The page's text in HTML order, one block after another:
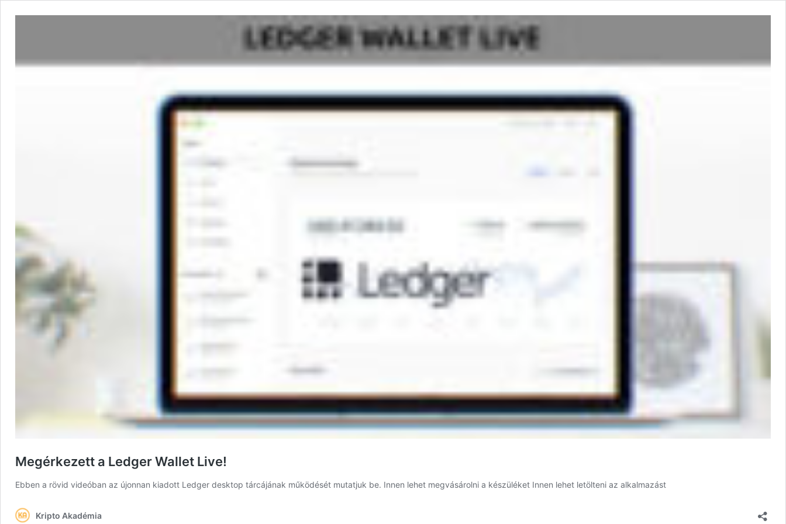
Megérkezett a Ledger Wallet Live!
Ebben a rövid videóban az újonnan kiadott Ledger desktop tárcájának működését mutatjuk be. Innen lehet megvásárolni a készüléket Innen lehet letölteni az alkalmazást
Kripto Akadémia